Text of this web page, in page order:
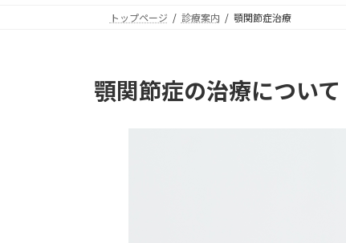
トップページ 診療案内 顎関節症治療
顎関節症の治療について